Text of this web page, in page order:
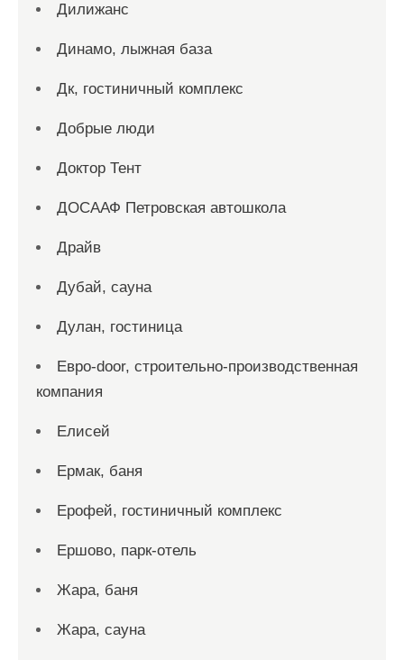
Дилижанс
Динамо, лыжная база
Дк, гостиничный комплекс
Добрые люди
Доктор Тент
ДОСААФ Петровская автошкола
Драйв
Дубай, сауна
Дулан, гостиница
Евро-door, строительно-производственная
компания
Елисей
Ермак, баня
Ерофей, гостиничный комплекс
Ершово, парк-отель
Жара, баня
Жара, сауна